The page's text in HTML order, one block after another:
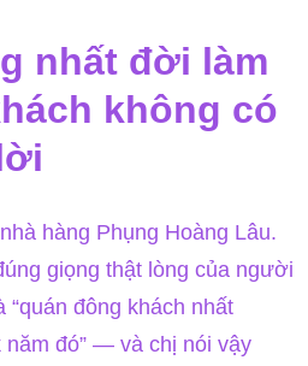
nhất đời làm
không có
hàng Phụng Hoàng Lâu.
giọng thật lòng của người
đông khách nhất
năm đó” — và chị nói vậy